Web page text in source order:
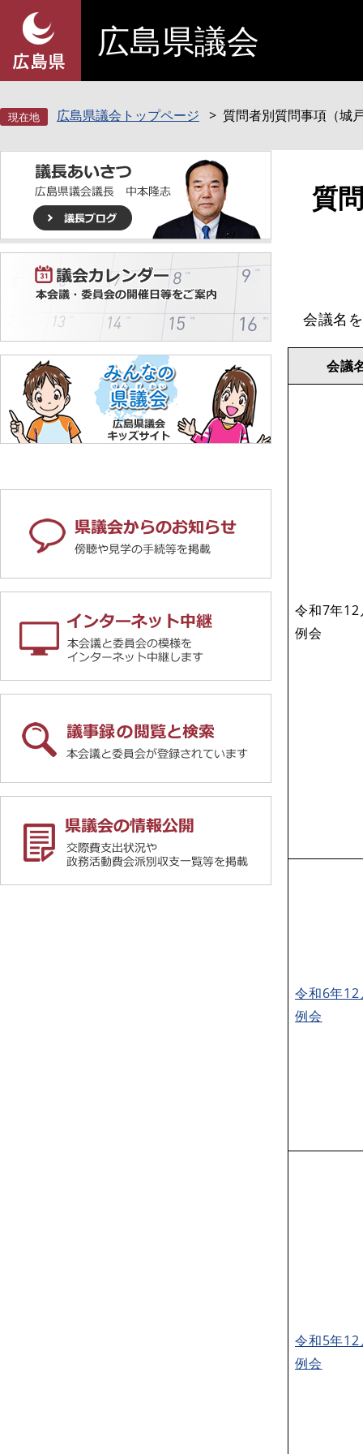
頭
で
飛
ば
広島県議会
広島県議会トップページ 質問者別質問事項（城
質
会議名を
会議
令和7年12
例会
令和6年12
例会
令和5年12
例会